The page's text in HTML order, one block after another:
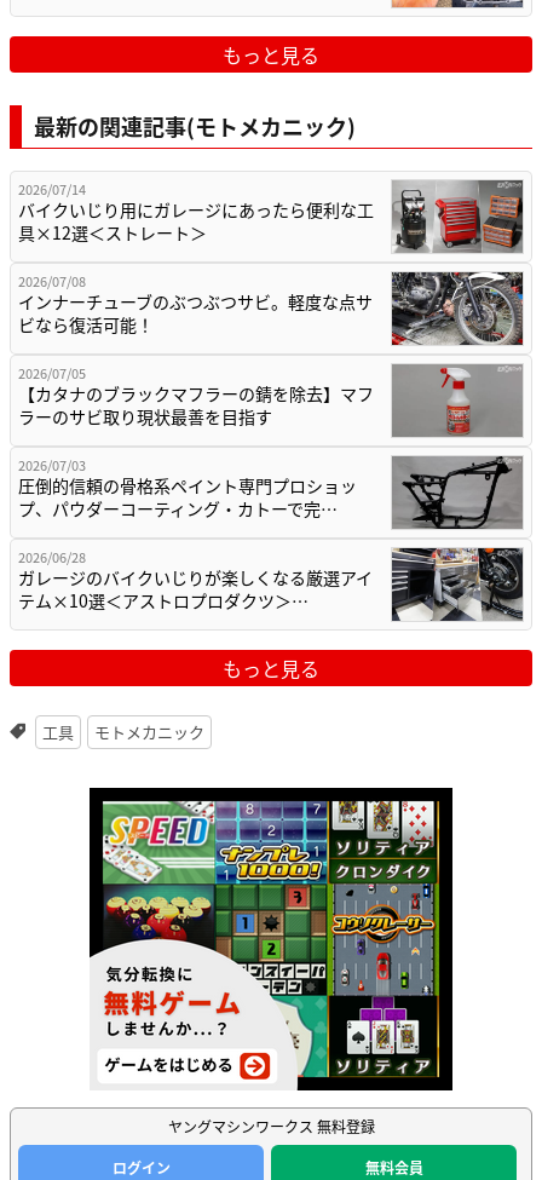
もっと見る
最新の関連記事(モトメカニック)
2026/07/14
バイクいじり用にガレージにあったら便利な工
具×12選＜ストレート＞
2026/07/08
インナーチューブのぶつぶつサビ。軽度な点サ
ビなら復活可能！
2026/07/05
【カタナのブラックマフラーの錆を除去】マフ
ラーのサビ取り現状最善を目指す
2026/07/03
圧倒的信頼の骨格系ペイント専門プロショッ
プ、パウダーコーティング・カトーで完…
2026/06/28
ガレージのバイクいじりが楽しくなる厳選アイ
テム×10選＜アストロプロダクツ＞…
もっと見る
工具 モトメカニック
ヤングマシンワークス 無料登録
ログイン
無料会員